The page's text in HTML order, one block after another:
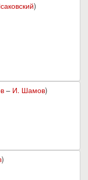
)
– И. Шамов)
)